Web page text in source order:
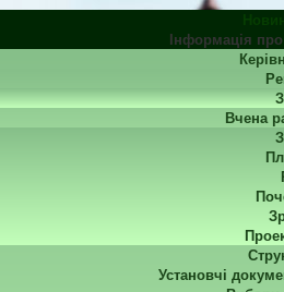
Інформація про
Вчена
Установчі